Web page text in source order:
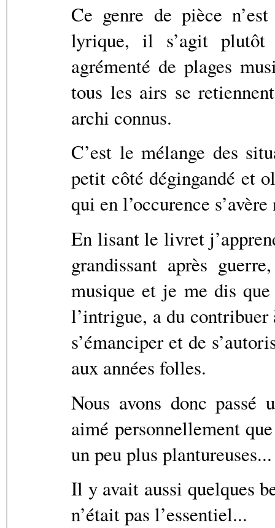
Ce genre de pièce
lyrique, il s’agit plutôt
agrémenté de plages
tous les airs se
archi connus.
C’est le mélange des
petit côté dégingandé et
qui en l’occurence
En lisant le livret
grandissant après
musique et je me dis
l’intrigue, a du
s’émanciper et de
aux années folles.
Nous avons donc passé
aimé personnellement
un peu plus
Il y avait aussi quelques
n’était pas l’essentiel...